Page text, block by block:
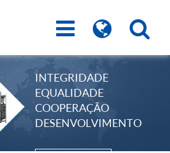
INTEGRIDADE
EQUALIDADE
COOPERAÇÃO
DESENVOLVIMENTO